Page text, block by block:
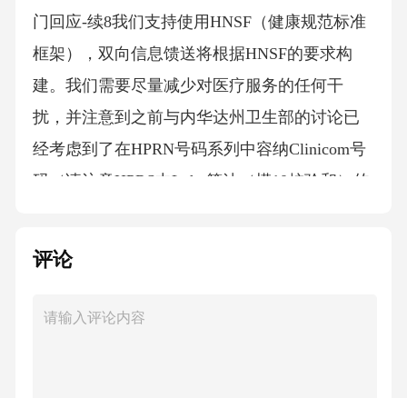
门回应-续8我们支持使用HNSF（健康规范标准
框架），双向信息馈送将根据HNSF的要求构
建。我们需要尽量减少对医疗服务的任何干
扰，并注意到之前与内华达州卫生部的讨论已
经考虑到了在HPRN号码系列中容纳Clinicom号
码（请注意HPRS中Luhn算法（模10校验和）的
WCGHW希望在所有服务中实施一种经济高效
评论